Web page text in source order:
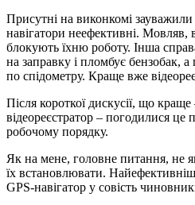
Присутні на виконкомі
навігатори неефективні.
блокують їхню роботу. Інша
на заправку і пломбує бензобак,
по спідометру. Краще вже
Після короткої дискусії, що
відеореєстратор – погодилися це
робочому порядку.
Як на мене, головне питання, не
їх встановлювати.
GPS-навігатор у совість